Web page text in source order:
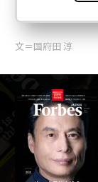
文＝国府田 淳